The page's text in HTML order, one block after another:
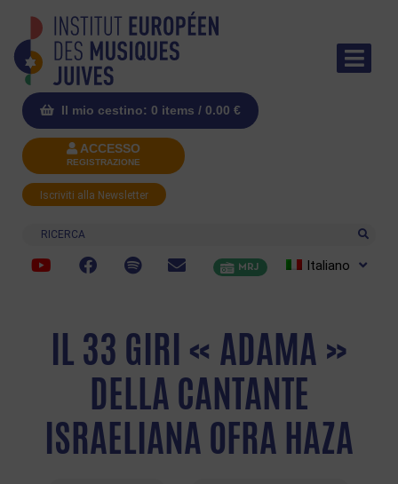
Il mio cestino: 0 items / 0.00 €
ACCESSO
REGISTRAZIONE
Iscriviti alla Newsletter
Ricerca
MRJ Italiano
IL 33 GIRI « ADAMA »
DELLA CANTANTE
ISRAELIANA OFRA HAZA